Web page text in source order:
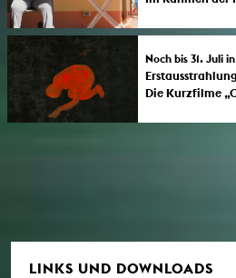
Festival
Studenten
Noch bis 31. Juli
Die Kurzfilme
Fernsehen
ausgezeichnet.
der 3sat-
LINKS UND DOWNLOADS